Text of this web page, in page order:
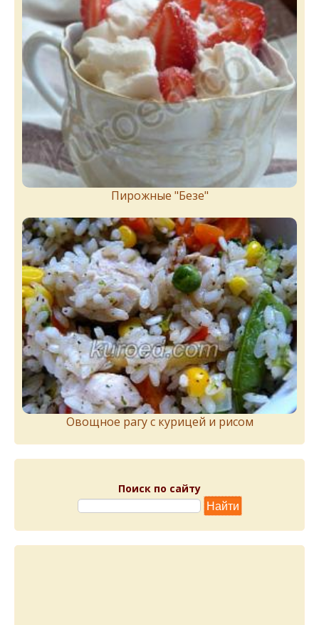
Пирожныe "Бeзe"
Овощное рагу с курицей и рисом
Поиск по сайту